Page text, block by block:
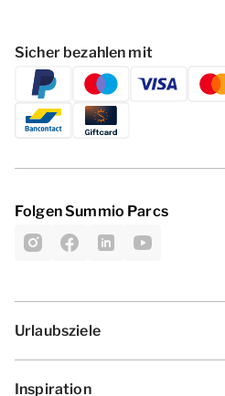
Sicher bezahlen mit
Folgen Summio Parcs
Urlaubsziele
Inspiration